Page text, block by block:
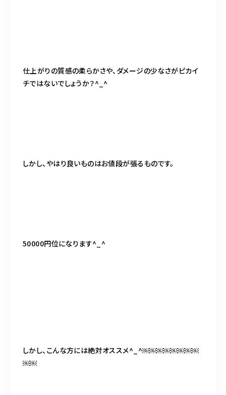
仕上がりの質感の柔らかさや、ダメージの少なさがピカイ
チではないでしょうか？^_^
しかし、やはり良いものはお値段が張るものです。
50000円位になります^_^
しかし、こんな方には絶対オススメ^_^￼￼￼￼￼￼￼￼
￼￼